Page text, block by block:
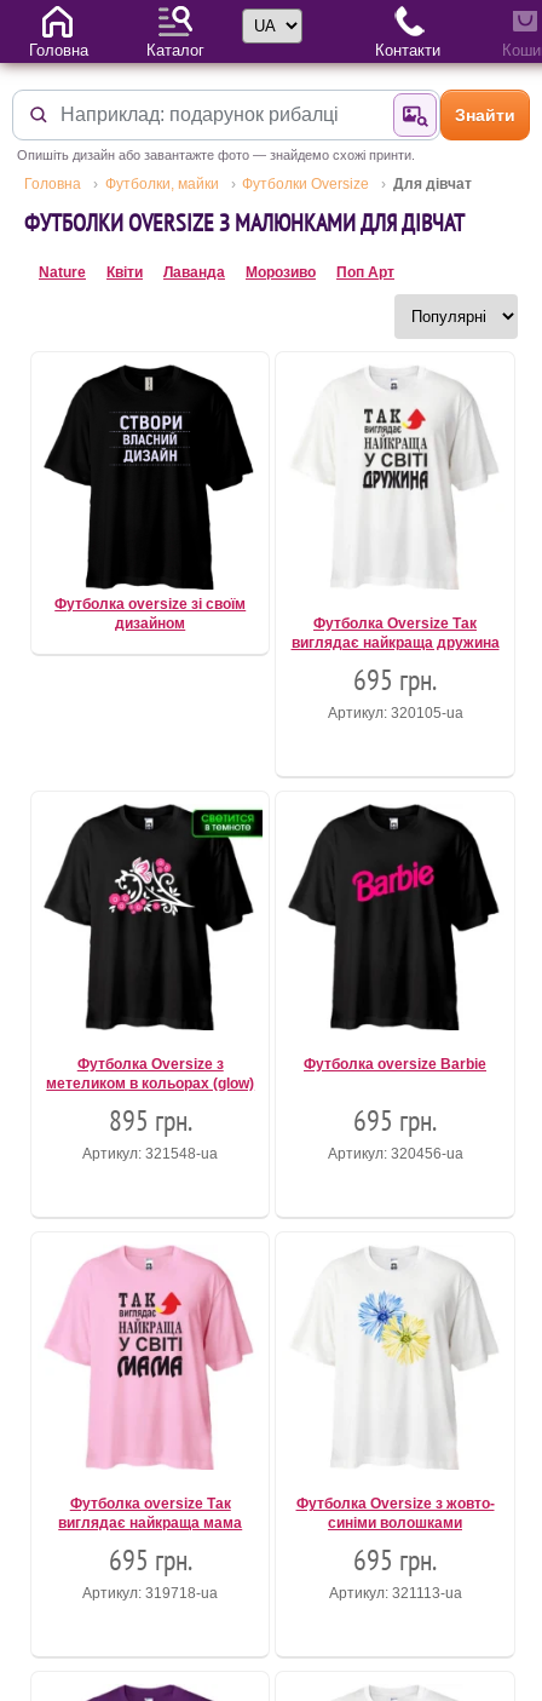
Знайти за
Знайти
Опишіть дизайн або завантажте фото — знайдемо схожі принти.
Головна Футболки, майки Футболки Oversize Для дівчат
ФУТБОЛКИ OVERSIZE З МАЛЮНКАМИ ДЛЯ ДІВЧАТ
Nature Квіти Лаванда Морозиво Поп Арт
Футболка oversize зі своїм
дизайном
Футболка Oversize Так
виглядає найкраща дружина
695 грн.
Артикул: 320105-ua
Футболка Oversize з
метеликом в кольорах (glow)
895 грн.
Артикул: 321548-ua
Футболка oversize Barbie
695 грн.
Артикул: 320456-ua
Футболка oversize Так
виглядає найкраща мама
695 грн.
Артикул: 319718-ua
Футболка Oversize з жовто-
синіми волошками
695 грн.
Артикул: 321113-ua
Головна Каталог
Вибір мови
Контакти